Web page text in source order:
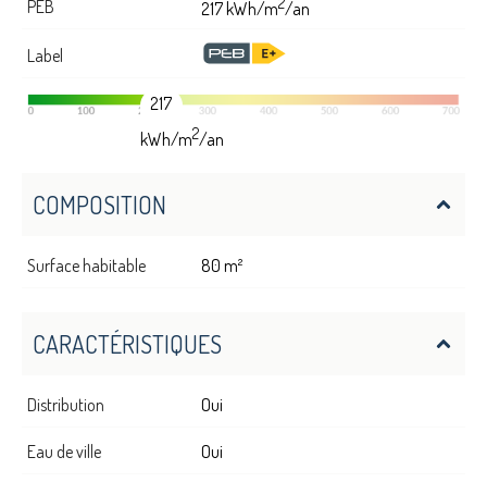
PEB 217 kWh/m /an
Label
217
kWh/m2/an
COMPOSITION
Surface habitable 80 m²
CARACTÉRISTIQUES
Distribution Oui
Eau de ville Oui